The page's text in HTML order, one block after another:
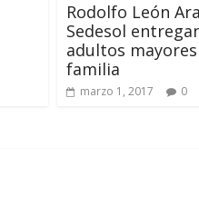
Rodolfo León
Sedesol
adultos
familia
marzo 1, 2017 0